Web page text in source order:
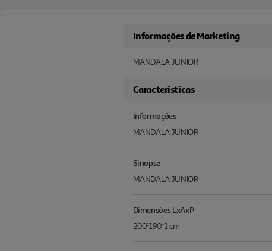
Informações de Marketing
MANDALA JUNIOR
Características
Informações
MANDALA JUNIOR
Sinopse
MANDALA JUNIOR
Dimensões LxAxP
200*190*1 cm